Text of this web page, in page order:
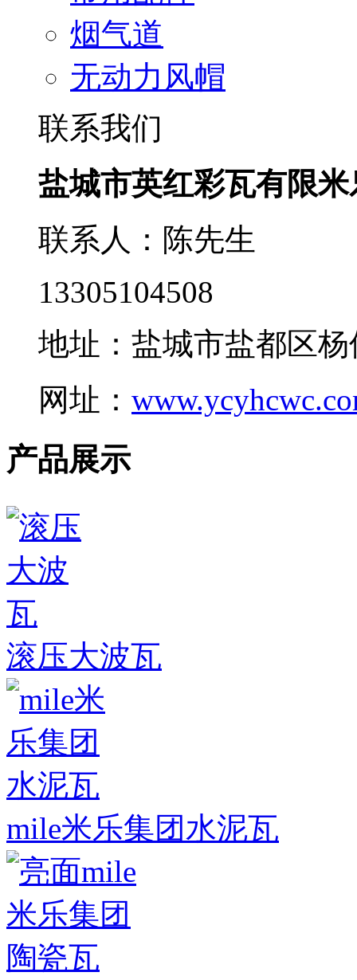
烟气道
无动力风帽
联系我们
盐城市英红彩瓦有限
联系人：陈先生
13305104508
地址：盐城市盐都区
网址：
产品展示
滚压大波瓦
mile米乐集团水泥瓦